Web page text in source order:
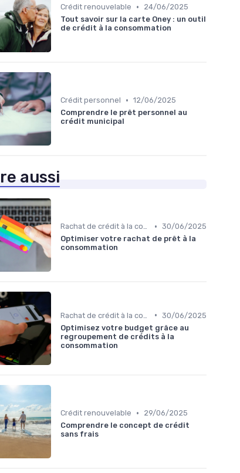
Crédit renouvelable •
24/06/2025
Tout savoir sur la carte Oney : un outil
de crédit à la consommation
Crédit personnel • 12/06/2025
Comprendre le prêt personnel au
crédit municipal
aussi
Rachat de crédit à la consommation • 30/06/2025
Optimiser votre rachat de prêt à la
consommation
• 30/06/2025
Optimisez votre budget grâce au
regroupement de crédits à la
consommation
Crédit renouvelable •
29/06/2025
Comprendre le concept de crédit
sans frais